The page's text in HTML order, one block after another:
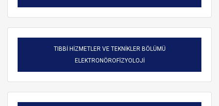
TIBBİ HİZMETLER VE TEKNİKLER BÖLÜMÜ
ELEKTRONÖROFİZYOLOJİ